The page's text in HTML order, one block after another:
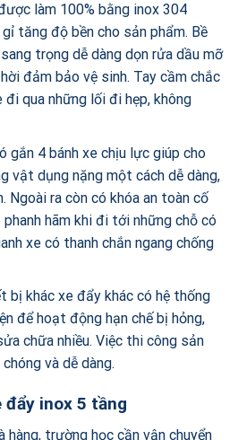
làm 100% bằng inox 304
tăng độ bền cho sản phẩm. Bề
trọng dễ dàng dọn rửa dầu mỡ
đảm bảo vệ sinh. Tay cầm chắc
đi qua những lối đi hẹp, không
gắn 4 bánh xe chịu lực giúp cho
vật dụng nặng một cách dễ dàng,
Ngoài ra còn có khóa an toàn cố
hãm khi đi tới những chỗ có
xe có thanh chắn ngang chống
bị khác xe đẩy khác có hệ thống
để hoạt động hạn chế bị hỏng,
chữa nhiều. Việc thi công sản
và dễ dàng.
đẩy inox 5 tầng
hàng, trường học cần vận chuyển